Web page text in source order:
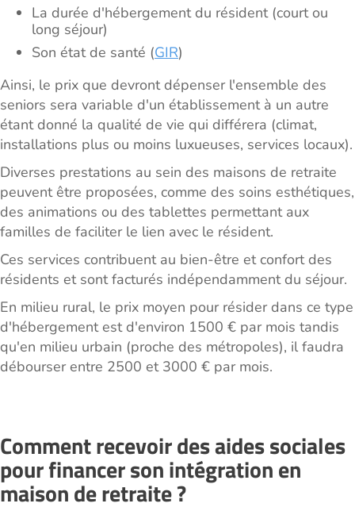
La durée d'hébergement du résident (court ou
long séjour)
Son état de santé (GIR)
Ainsi, le prix que devront dépenser l'ensemble des
seniors sera variable d'un établissement à un autre
étant donné la qualité de vie qui différera (climat,
installations plus ou moins luxueuses, services locaux).
Diverses prestations au sein des maisons de retraite
peuvent être proposées, comme des soins esthétiques,
des animations ou des tablettes permettant aux
familles de faciliter le lien avec le résident.
Ces services contribuent au bien-être et confort des
résidents et sont facturés indépendamment du séjour.
En milieu rural, le prix moyen pour résider dans ce type
d'hébergement est d'environ 1500 € par mois tandis
qu'en milieu urbain (proche des métropoles), il faudra
débourser entre 2500 et 3000 € par mois.
Comment recevoir des aides sociales
pour financer son intégration en
maison de retraite ?